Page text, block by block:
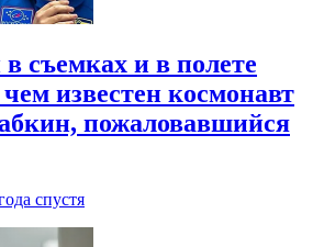
съемках и в полете
известен космонавт
пожаловавшийся
спустя